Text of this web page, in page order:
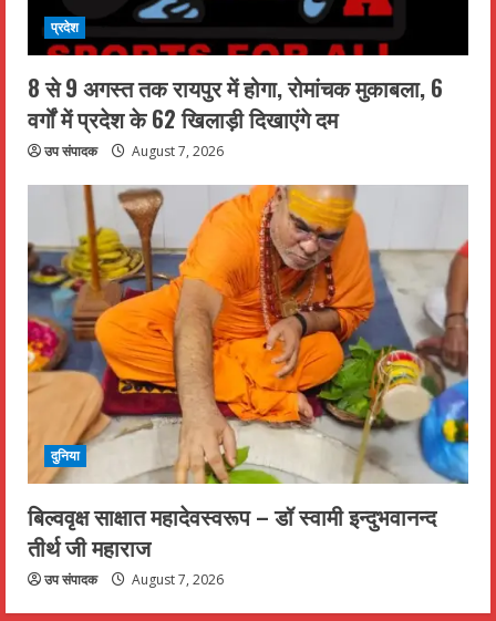
प्रदेश
8 से 9 अगस्त तक रायपुर में होगा, रोमांचक मुकाबला, 6
वर्गों में प्रदेश के 62 खिलाड़ी दिखाएंगे दम
उप संपादक August 7, 2026
दुनिया
बिल्ववृक्ष साक्षात महादेवस्वरूप – डॉ स्वामी इन्दुभवानन्द
तीर्थ जी महाराज
उप संपादक August 7, 2026